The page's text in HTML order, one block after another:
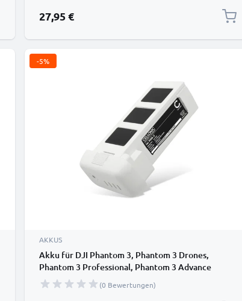
27,95 €
-5%
AKKUS
Akku für DJI Phantom 3, Phantom 3 Drones,
Phantom 3 Professional, Phantom 3 Advance
4500mAh von CELLONIC(0 Bewertungen)